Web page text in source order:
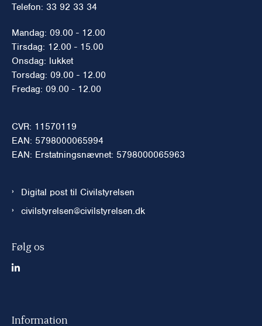
Telefon: 33 92 33 34
Mandag: 09.00 - 12.00
Tirsdag: 12.00 - 15.00
Onsdag: lukket
Torsdag: 09.00 - 12.00
Fredag: 09.00 - 12.00
CVR: 11570119
EAN: 5798000065994
EAN: Erstatningsnævnet: 5798000065963
Digital post til Civilstyrelsen
civilstyrelsen@civilstyrelsen.dk
Følg os
Information